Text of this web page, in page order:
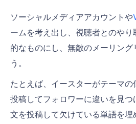
ソーシャルメディアアカウントや
ームを考え出し、視聴者とのやり
的なものにし、無敵のメーリング
う。
たとえば、イースターがテーマ
投稿してフォロワーに違いを見
文を投稿して欠けている単語を埋